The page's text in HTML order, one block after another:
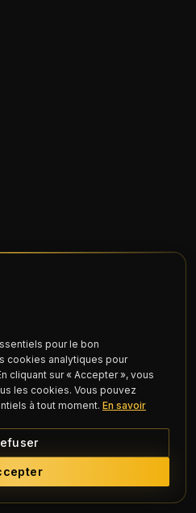
pour le bon
cookies analytiques pour
cliquant sur « Accepter », vous
les cookies. Vous pouvez
à tout moment. En savoir